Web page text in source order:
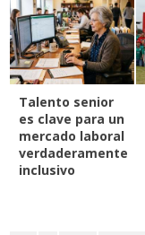
Talento senior
es clave para un
mercado laboral
verdaderamente
inclusivo